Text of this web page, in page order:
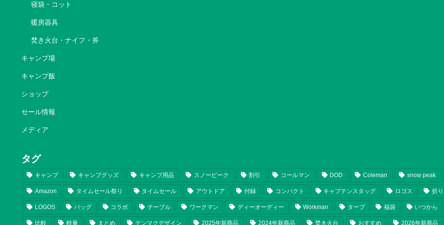
寝袋・コット
暖房器具
焚き火台・ナイフ・斧
キャンプ場
キャンプ飯
ショップ
セール情報
メディア
タグ
キャンプ キャンプグッズ キャンプ用品 スノーピーク 割引 コールマン DOD Coleman snow peak
Amazon タイムセール祭り タイムセール アウトドア 付録 コンパクト キャプテンスタッグ ロゴス 折
LOGOS バッグ コラボ テーブル ワークマン ディーオーディー Workman タープ 福袋 いつから
比較 軽量 まとめ テンマクデザイン 2025年新商品 2024年新商品 焚き火台 おすすめ 2026年新商品